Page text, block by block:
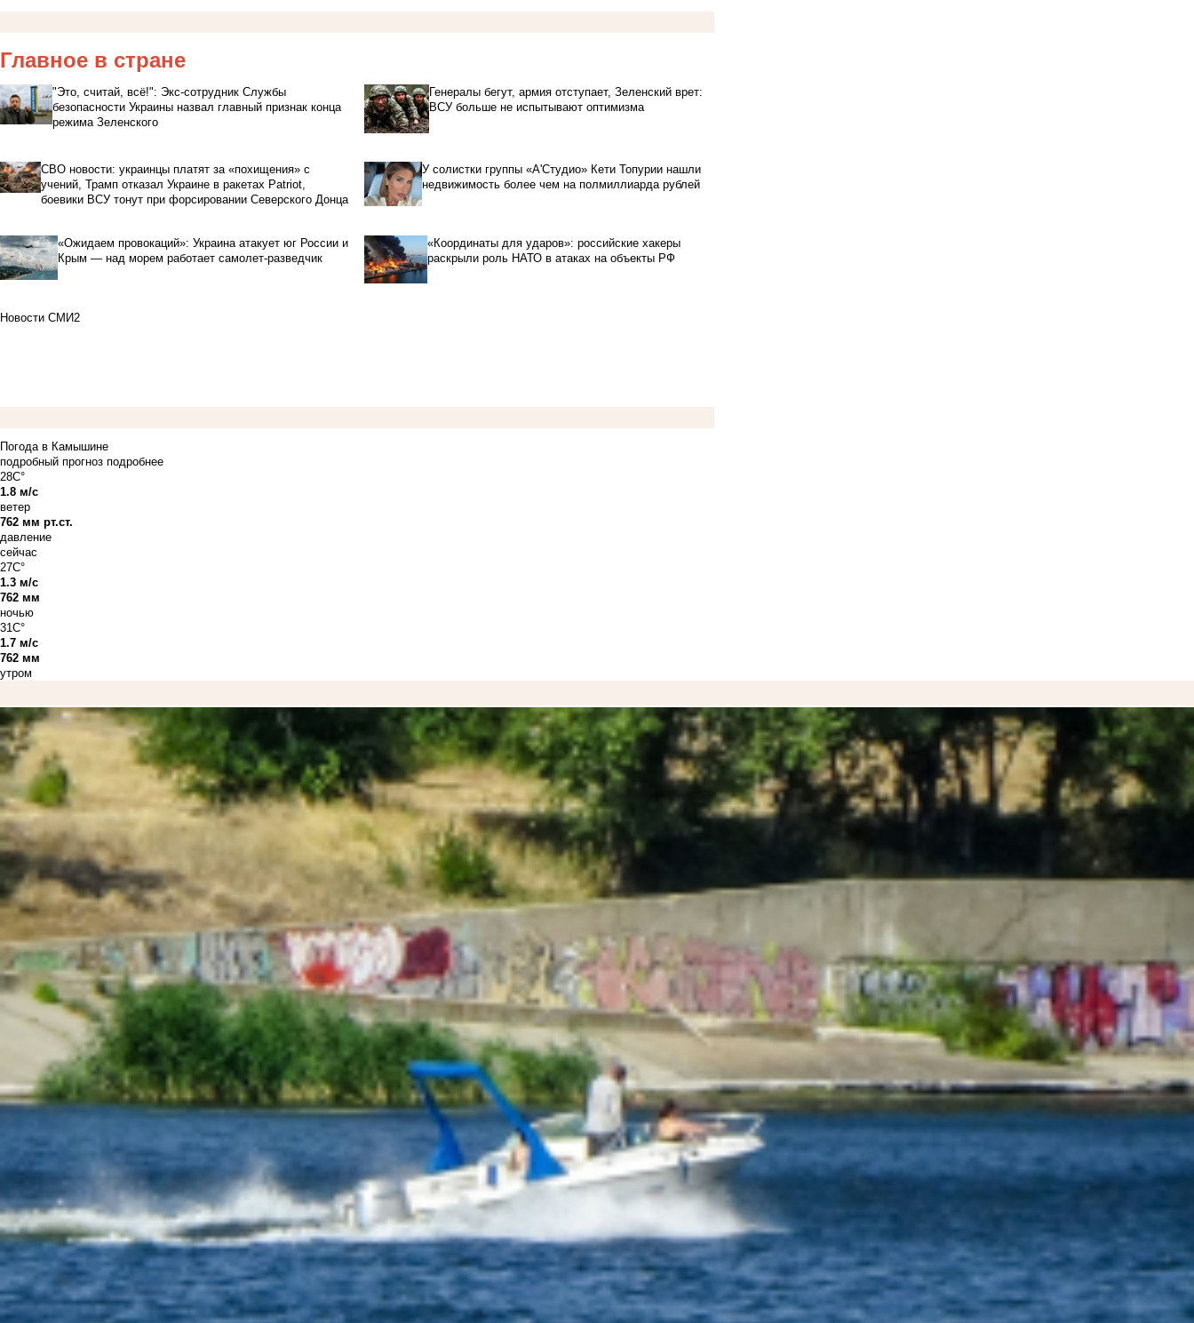
Главное в стране
"Это, считай, всё!": Экс-сотрудник Службы
безопасности Украины назвал главный признак конца
режима Зеленского
Генералы бегут, армия отступает, Зеленский врет:
ВСУ больше не испытывают оптимизма
СВО новости: украинцы платят за «похищения» с
учений, Трамп отказал Украине в ракетах Patriot,
боевики ВСУ тонут при форсировании Северского Донца
У солистки группы «А'Студио» Кети Топурии нашли
недвижимость более чем на полмиллиарда рублей
«Ожидаем провокаций»: Украина атакует юг России и
Крым — над морем работает самолет-разведчик
«Координаты для ударов»: российские хакеры
раскрыли роль НАТО в атаках на объекты РФ
Новости СМИ2
Погода в Камышине
подробный прогноз подробнее
28C°
1.8 м/с
ветер
762 мм рт.ст.
давление
сейчас
27C°
1.3 м/с
762 мм
ночью
31C°
1.7 м/с
762 мм
утром